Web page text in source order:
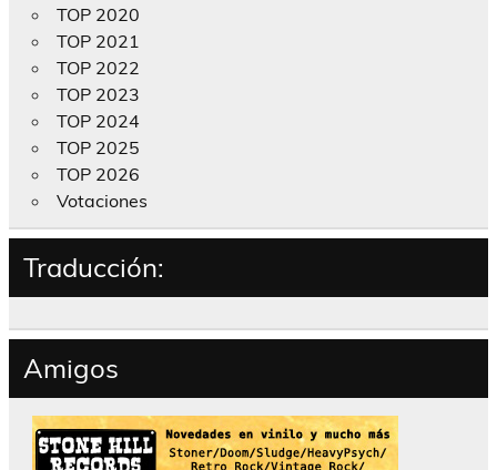
TOP 2020
TOP 2021
TOP 2022
TOP 2023
TOP 2024
TOP 2025
TOP 2026
Votaciones
Traducción:
Amigos